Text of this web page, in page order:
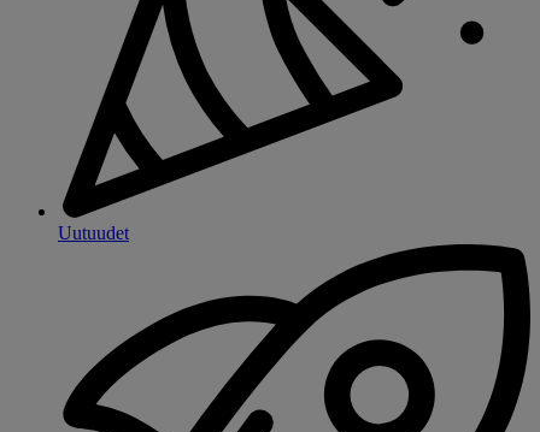
Uutuudet